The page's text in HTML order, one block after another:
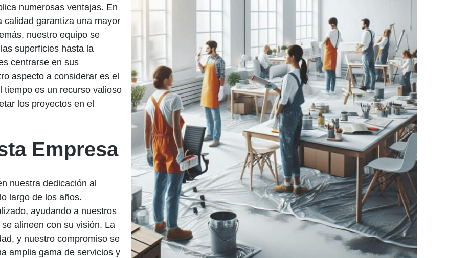
numerosas ventajas. En
calidad garantiza una mayor
nuestro equipo se
superficies hasta la
centrarse en sus
aspecto a considerar es el
tiempo es un recurso valioso
los proyectos en el
Empresa
nuestra dedicación al
largo de los años.
ayudando a nuestros
alineen con su visión. La
y nuestro compromiso se
amplia gama de servicios y